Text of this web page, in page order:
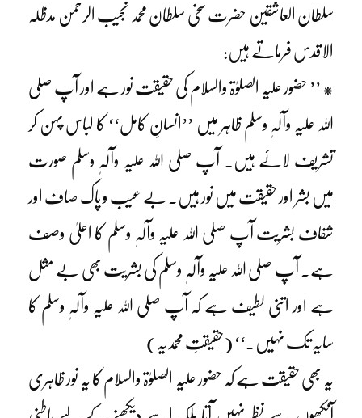
سلطان العاشقین حضرت سخی سلطان محمد نجیب الرحمن مدظلہ
الاقدس فرماتے ہیں:
* ’’ حضور علیہ الصلوٰۃ والسلام کی حقیقت نور ہے اور آپ صلی
اللہ علیہ وآلہٖ وسلم ظاہر میں ’’انسانِ کامل‘‘ کا لباس پہن کر
تشریف لائے ہیں۔ آپ صلی اللہ علیہ وآلہٖ وسلم صورت
میں بشر اور حقیقت میں نور ہیں۔ بے عیب و پاک صاف اور
شفاف بشریت آپ صلی اللہ علیہ وآلہٖ وسلم کا اعلیٰ وصف
ہے۔ آپ صلی اللہ علیہ وآلہٖ وسلم کی بشریت بھی بے مثل
ہے اور اتنی لطیف ہے کہ آپ صلی اللہ علیہ وآلہٖ وسلم کا
سایہ تک نہیں۔‘‘ (حقیقتِ محمدیہ)
یہ بھی حقیقت ہے کہ حضور علیہ الصلوٰۃ والسلام کا یہ نور ظاہری